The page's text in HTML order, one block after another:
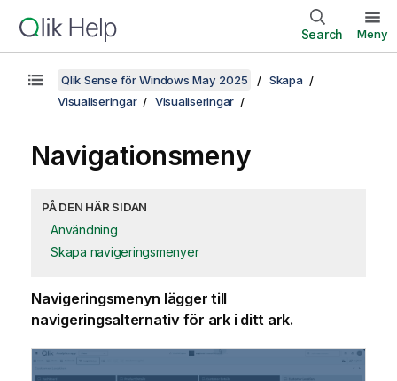
Search Meny
Qlik Sense för Windows May 2025
Skapa
Visualiseringar
Visualiseringar
Navigationsmeny
PÅ DEN HÄR SIDAN
Användning
Skapa navigeringsmenyer
Navigeringsmenyn lägger till
navigeringsalternativ för ark i ditt ark.